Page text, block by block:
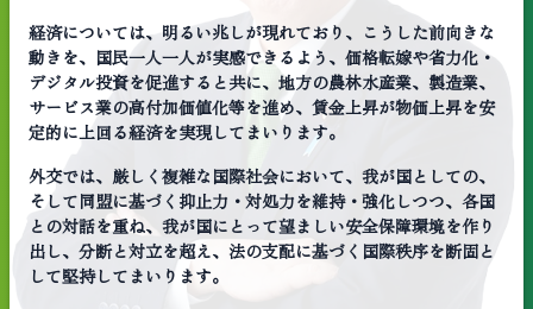
経済については、明るい兆しが現れており、こうした前向きな
動きを、国民一人一人が実感できるよう、価格転嫁や省力化・
デジタル投資を促進すると共に、地方の農林水産業、製造業、
サービス業の高付加価値化等を進め、賃金上昇が物価上昇を安
定的に上回る経済を実現してまいります。
外交では、厳しく複雑な国際社会において、我が国としての、
そして同盟に基づく抑止力・対処力を維持・強化しつつ、各国
との対話を重ね、我が国にとって望ましい安全保障環境を作り
出し、分断と対立を超え、法の支配に基づく国際秩序を断固と
して堅持してまいります。